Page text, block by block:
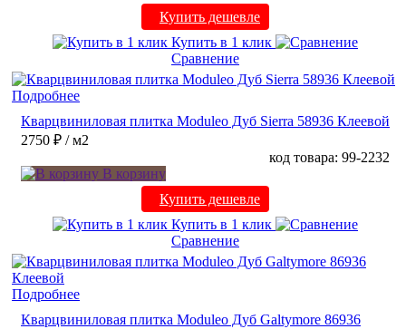
Купить дешевле
Купить в 1 клик
Сравнение
Подробнее
Кварцвиниловая плитка Moduleo Дуб Sierra 58936 Клеевой
2750 ₽ / м2
код товара: 99-2232
В корзину
Купить дешевле
Купить в 1 клик
Сравнение
Подробнее
Кварцвиниловая плитка Moduleo Дуб Galtymore 86936